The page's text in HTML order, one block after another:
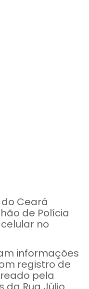
Ceará
de Polícia
no
informações
registro de
pela